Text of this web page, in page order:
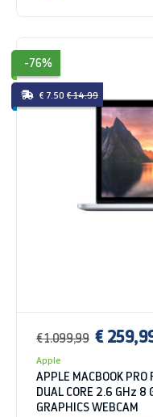
-76%
€ 7.50 € 14.99
€ 1.099,99 €
Apple
APPLE MACBOOK
DUAL CORE 2.6 GHz 8
GRAPHICS WEBCAM